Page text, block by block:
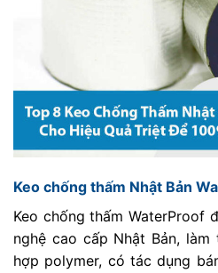
Keo chống thấm Nhật Bản
Keo chống thấm WaterProof
nghệ cao cấp Nhật Bản,
hợp polymer, có tác dụng